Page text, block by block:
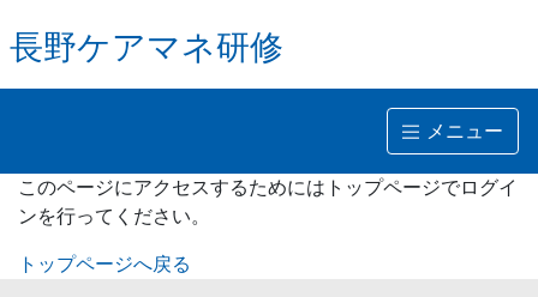
長野ケアマネ研修
メニュー
このページにアクセスするためにはトップページでログイ
ンを行ってください。
トップページへ戻る